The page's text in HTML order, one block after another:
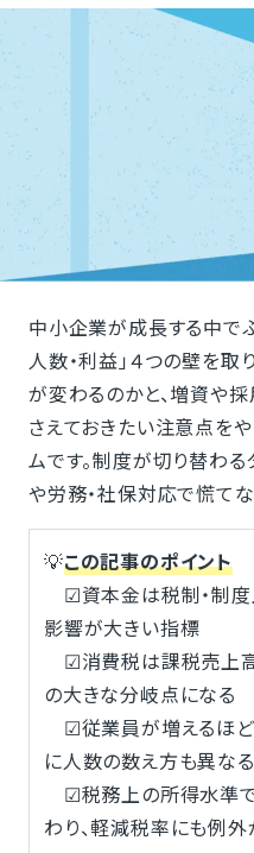
中小企業が成長する中で
人数・利益」４つの壁を取
が変わるのかと、増資や
さえておきたい注意点を
ムです。制度が切り替わる
や労務・社保対応で慌て
💡この記事のポイント
☑資本金は税制・制度
影響が大きい指標
☑消費税は課税売上高
の大きな分岐点になる
☑従業員が増えるほど
に人数の数え方も異なる
☑税務上の所得水準
わり、軽減税率にも例